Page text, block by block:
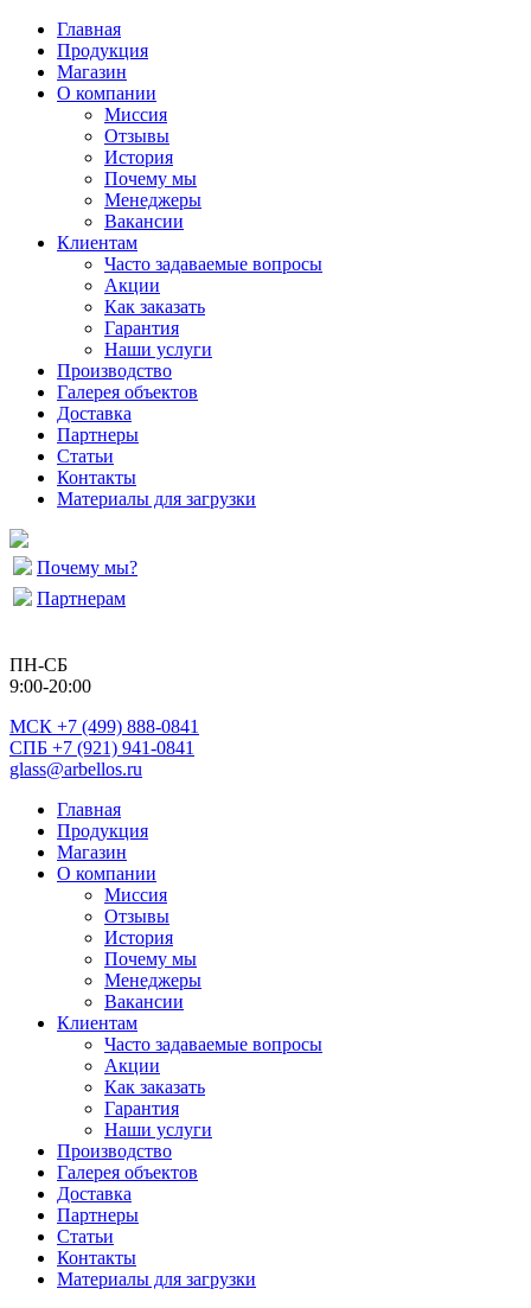
Главная
Продукция
Магазин
О компании
Миссия
Отзывы
История
Почему мы
Менеджеры
Вакансии
Клиентам
Часто задаваемые вопросы
Акции
Как заказать
Гарантия
Наши услуги
Производство
Галерея объектов
Доставка
Партнеры
Статьи
Контакты
Материалы для загрузки
Почему мы?
Партнерам
ПН-СБ
9:00-20:00
МСК +7 (499) 888-0841
СПБ +7 (921) 941-0841
glass@arbellos.ru
Главная
Продукция
Магазин
О компании
Миссия
Отзывы
История
Почему мы
Менеджеры
Вакансии
Клиентам
Часто задаваемые вопросы
Акции
Как заказать
Гарантия
Наши услуги
Производство
Галерея объектов
Доставка
Партнеры
Статьи
Контакты
Материалы для загрузки